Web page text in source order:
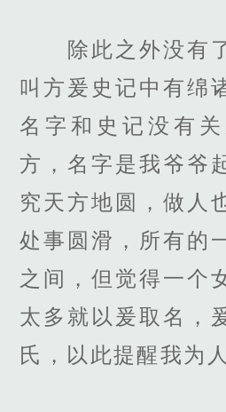
除此之外没有了
叫方爰史记中有绵
名字和史记没有
方，名字是我爷爷
究天方地圆，做人
处事圆滑，所有的
之间，但觉得一个
太多就以爰取名，
氏，以此提醒我为